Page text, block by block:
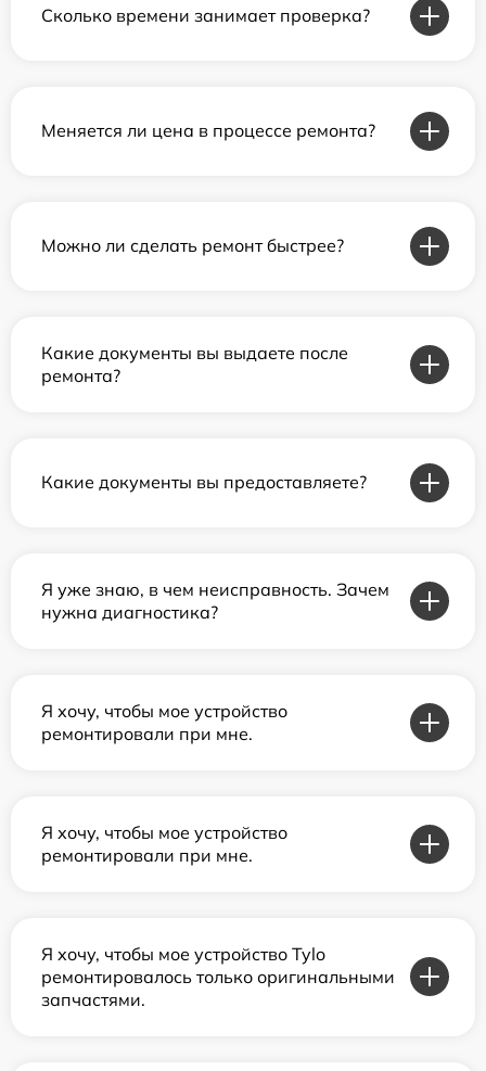
Сколько времени занимает проверка?
Меняется ли цена в процессе ремонта?
Можно ли сделать ремонт быстрее?
Какие документы вы выдаете после
ремонта?
Какие документы вы предоставляете?
Я уже знаю, в чем неисправность. Зачем
нужна диагностика?
Я хочу, чтобы мое устройство
ремонтировали при мне.
Я хочу, чтобы мое устройство
ремонтировали при мне.
Я хочу, чтобы мое устройство Tylo
ремонтировалось только оригинальными
запчастями.